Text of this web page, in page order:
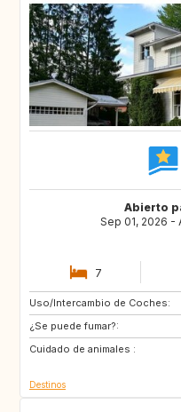
Abierto
Sep 01, 2026 -
7
Uso/Intercambio de Coches:
¿Se puede fumar?:
Cuidado de animales :
HU
DE
NL
Destinos